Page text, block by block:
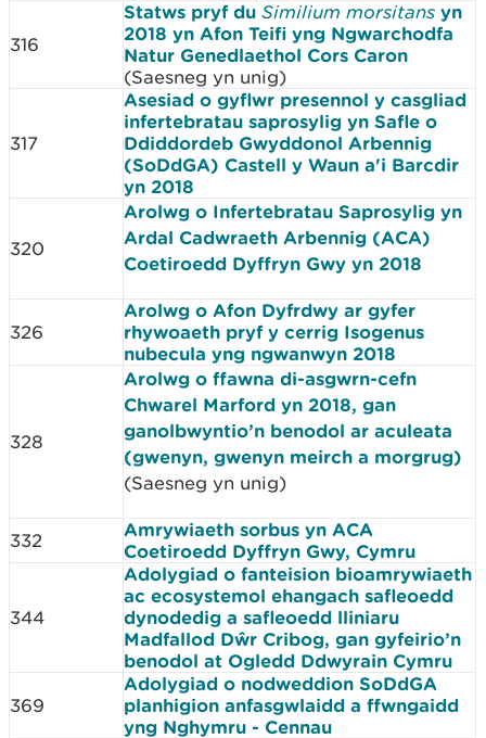
316
Statws pryf du Similium morsitans yn
2018 yn Afon Teifi yng Ngwarchodfa
Natur Genedlaethol Cors Caron
(Saesneg yn unig)
317
Asesiad o gyflwr presennol y casgliad
infertebratau saprosylig yn Safle o
Ddiddordeb Gwyddonol Arbennig
(SoDdGA) Castell y Waun a'i Barcdir
yn 2018
320
Arolwg o Infertebratau Saprosylig yn
Ardal Cadwraeth Arbennig (ACA)
Coetiroedd Dyffryn Gwy yn 2018
326
Arolwg o Afon Dyfrdwy ar gyfer
rhywoaeth pryf y cerrig Isogenus
nubecula yng ngwanwyn 2018
328
Arolwg o ffawna di-asgwrn-cefn
Chwarel Marford yn 2018, gan
ganolbwyntio’n benodol ar aculeata
(gwenyn, gwenyn meirch a morgrug)
(Saesneg yn unig)
332
Amrywiaeth sorbus yn ACA
Coetiroedd Dyffryn Gwy, Cymru
344
Adolygiad o fanteision bioamrywiaeth
ac ecosystemol ehangach safleoedd
dynodedig a safleoedd lliniaru
Madfallod Dŵr Cribog, gan gyfeirio’n
benodol at Ogledd Ddwyrain Cymru
369
Adolygiad o nodweddion SoDdGA
planhigion anfasgwlaidd a ffwngaidd
yng Nghymru - Cennau